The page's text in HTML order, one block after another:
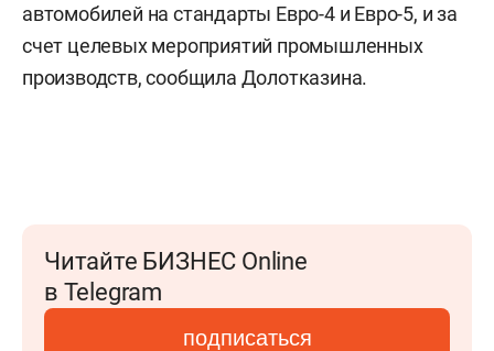
автомобилей на стандарты Евро-4 и Евро-5, и за
счет целевых мероприятий промышленных
производств, сообщила Долотказина.
Читайте БИЗНЕС Online
в Telegram
подписаться